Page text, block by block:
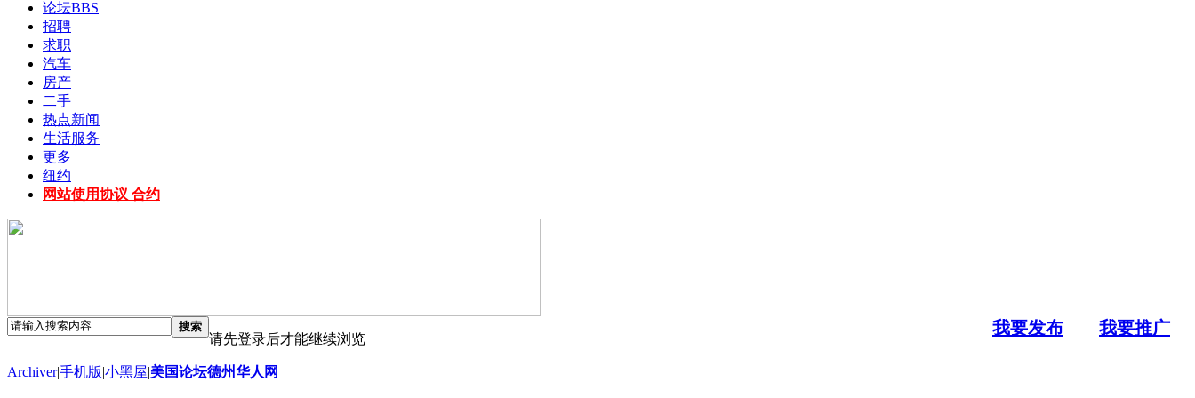
论坛BBS
招聘
求职
汽车
房产
二手
热点新闻
生活服务
更多
纽约
网站使用协议 合约
搜索 我要发布 我要推广
请先登录后才能继续浏览
Archiver|手机版|小黑屋|美国论坛德州华人网